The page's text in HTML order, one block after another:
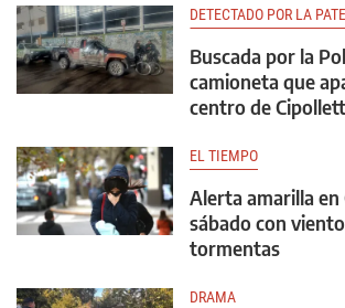
DETECTADO POR LA
Buscada por la
camioneta que
centro de
EL TIEMPO
Alerta amarilla
sábado con
tormentas
DRAMA